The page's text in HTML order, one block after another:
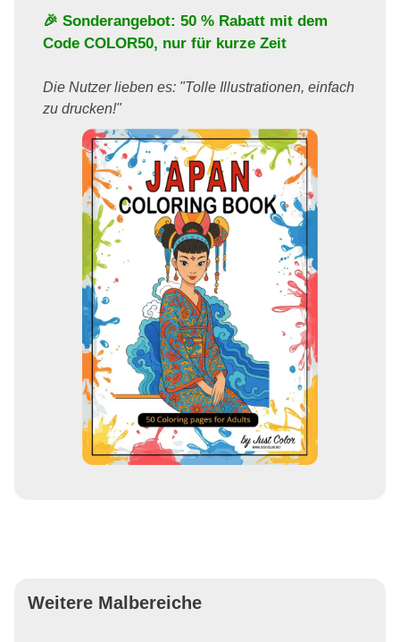
🎉 Sonderangebot: 50 % Rabatt mit dem
Code COLOR50, nur für kurze Zeit
Die Nutzer lieben es: "Tolle Illustrationen, einfach
zu drucken!"
Weitere Malbereiche